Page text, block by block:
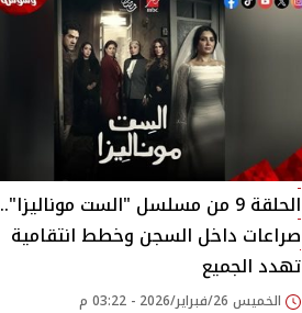
الحلقة 9 من مسلسل "الست موناليزا"..
صراعات داخل السجن وخطط انتقامية
تهدد الجميع
الخميس 26/فبراير/2026 - 03:22 م